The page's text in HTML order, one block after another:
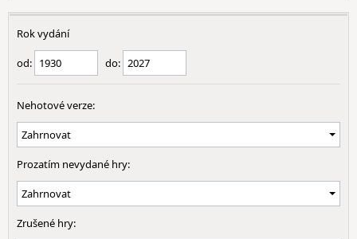
Rok vydání
od: do:
Nehotové verze:
Prozatím nevydané hry:
Zrušené hry: